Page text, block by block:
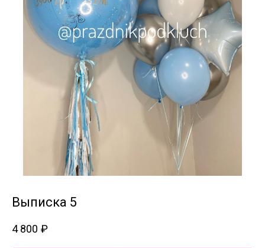
Выписка 5
4 800 ₽